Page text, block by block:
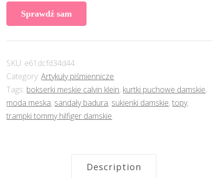
Sprawdź sam
SKU: e61dcfd34d44
Category:Artykuły piśmiennicze
Tags: bokserki męskie calvin klein, kurtki puchowe damskie,
moda meska, sandały badura, sukienki damskie,topy,
trampki tommy hilfiger damskie
Description